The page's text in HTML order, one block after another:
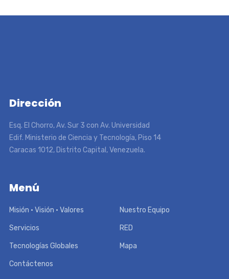
Dirección
Esq. El Chorro, Av. Sur 3 con Av. Universidad
Edif. Ministerio de Ciencia y Tecnología, Piso 14
Caracas 1012, Distrito Capital, Venezuela.
Menú
Misión • Visión • Valores Nuestro Equipo
Servicios RED
Tecnologías Globales Mapa
Contáctenos